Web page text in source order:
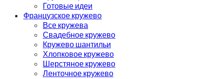
Готовые идеи
Французское кружево
Все кружева
Свадебное кружево
Кружево шантильи
Хлопковое кружево
Шерстяное кружево
Ленточное кружево